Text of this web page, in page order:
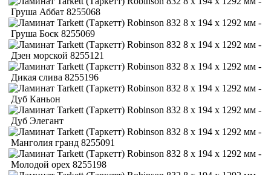
Груша Аббат 8255068
Груша Боск 8255069
Дзен морской 8255121
Дикая слива 8255196
Дуб Каньон
Дуб Элегант
Манголия гранд 8255091
Молодой орех 8255198